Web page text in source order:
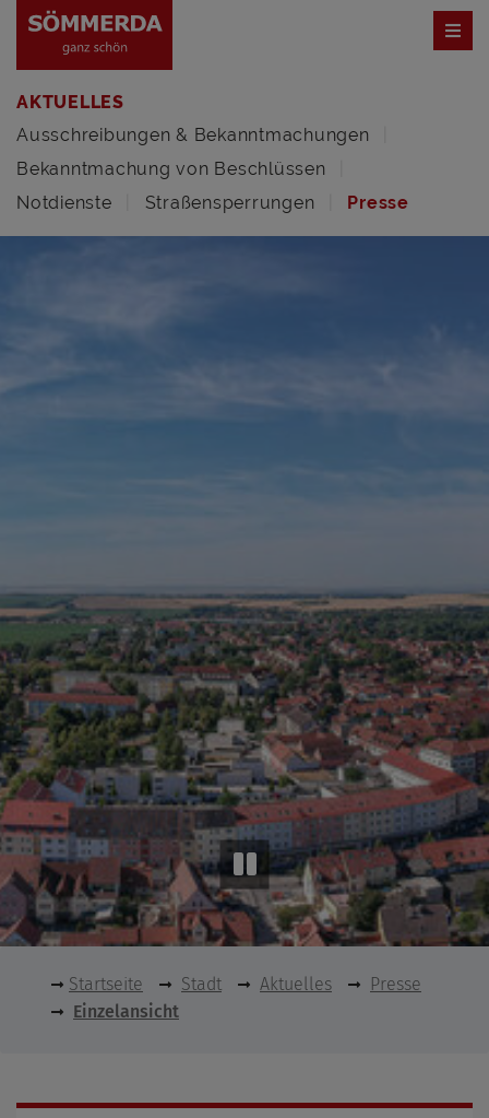
AKTUELLES
Ausschreibungen & Bekanntmachungen
Bekanntmachung von Beschlüssen
Notdienste
Straßensperrungen Presse
Startseite Stadt Aktuelles
Presse
Einzelansicht